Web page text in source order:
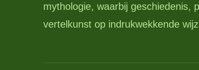
mythologie, waarbij geschiedenis,
vertelkunst op indrukwekkende